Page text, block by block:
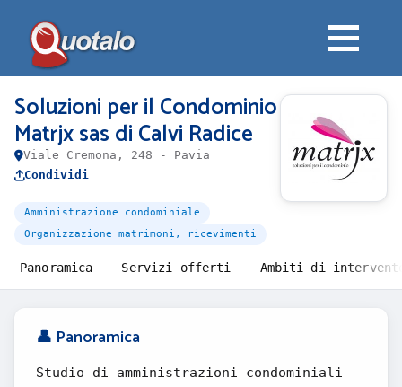
Soluzioni per il Condominio
Matrjx sas di Calvi Radice
Viale Cremona, 248 - Pavia
Condividi
Amministrazione condominiale
Organizzazione matrimoni, ricevimenti
Panoramica Servizi offerti Ambiti di
👤 Panoramica
Studio di amministrazioni condominiali